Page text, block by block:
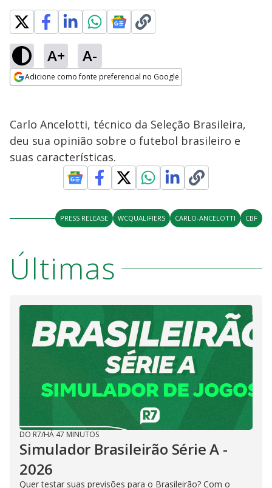
A+ A-
Adicione como fonte preferencial no Google
Carlo Ancelotti, técnico da Seleção Brasileira,
deu sua opinião sobre o futebol brasileiro e
suas características.
PRESS RELEASE WCQUALIFIERS CARLO-ANCELOTTI CBF
Últimas
DO R7/HÁ 47 MINUTOS
Simulador Brasileirão Série A -
2026
Quer testar suas previsões para o Brasileirão? Com o